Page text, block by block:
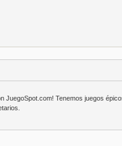
JuegoSpot.com! Tenemos juegos